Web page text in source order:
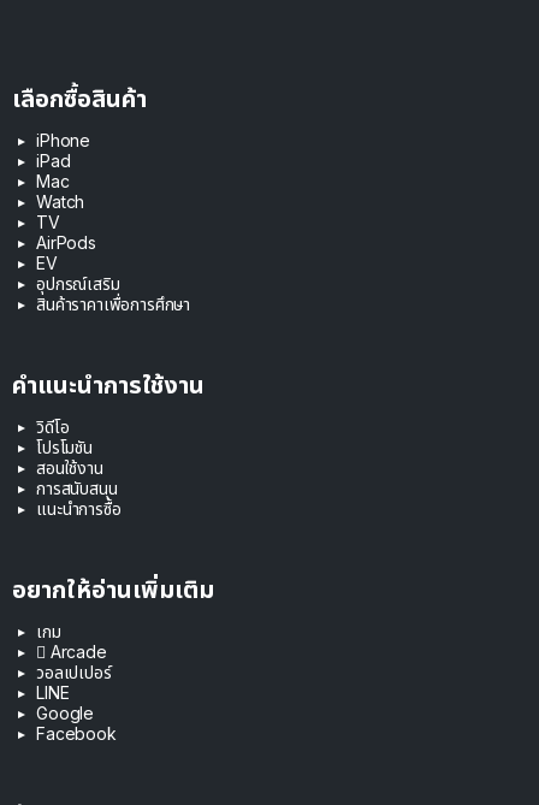
เลือกซื้อสินค้า
iPhone
iPad
Mac
Watch
TV
AirPods
EV
อุปกรณ์เสริม
สินค้าราคาเพื่อการศึกษา
คำแนะนำการใช้งาน
วิดีโอ
โปรโมชัน
สอนใช้งาน
การสนับสนุน
แนะนำการซื้อ
อยากให้อ่านเพิ่มเติม
เกม
 Arcade
วอลเปเปอร์
LINE
Google
Facebook